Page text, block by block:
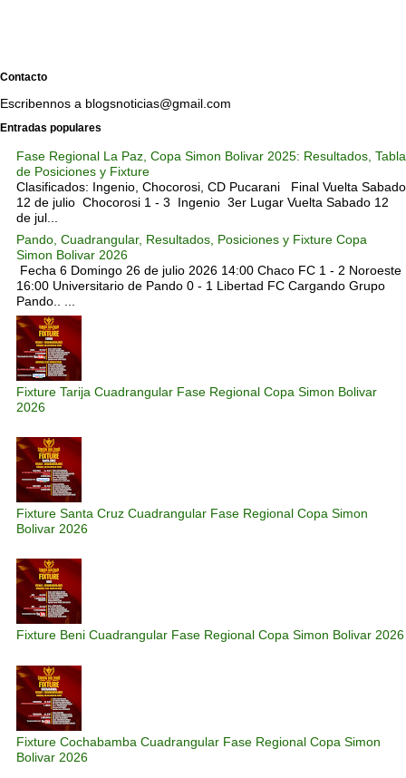
Contacto
Escribennos a blogsnoticias@gmail.com
Entradas populares
Fase Regional La Paz, Copa Simon Bolivar 2025: Resultados, Tabla
de Posiciones y Fixture
Clasificados: Ingenio, Chocorosi, CD Pucarani Final Vuelta Sabado
12 de julio Chocorosi 1 - 3 Ingenio 3er Lugar Vuelta Sabado 12
de jul...
Pando, Cuadrangular, Resultados, Posiciones y Fixture Copa
Simon Bolivar 2026
Fecha 6 Domingo 26 de julio 2026 14:00 Chaco FC 1 - 2 Noroeste
16:00 Universitario de Pando 0 - 1 Libertad FC Cargando Grupo
Pando.. ...
Fixture Tarija Cuadrangular Fase Regional Copa Simon Bolivar
2026
Fixture Santa Cruz Cuadrangular Fase Regional Copa Simon
Bolivar 2026
Fixture Beni Cuadrangular Fase Regional Copa Simon Bolivar 2026
Fixture Cochabamba Cuadrangular Fase Regional Copa Simon
Bolivar 2026